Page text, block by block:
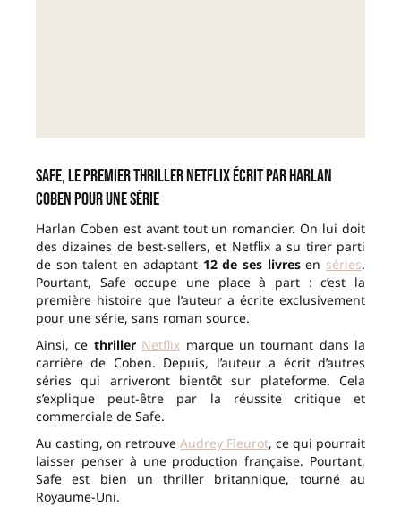
Safe, le premier thriller Netflix écrit par Harlan
Coben pour une série
Harlan Coben est avant tout un romancier. On lui doit
des dizaines de best-sellers, et Netflix a su tirer parti
de son talent en adaptant 12 de ses livresen séries.
Pourtant, Safe occupe une place à part : c’est la
première histoire que l’auteur a écrite exclusivement
pour une série, sans roman source.
Ainsi, ce thriller Netflix marque un tournant dans la
carrière de Coben. Depuis, l’auteur a écrit d’autres
séries qui arriveront bientôt sur plateforme. Cela
s’explique peut-être par la réussite critique et
commerciale de Safe.
Au casting, on retrouve Audrey Fleurot, ce qui pourrait
laisser penser à une production française. Pourtant,
Safe est bien un thriller britannique, tourné au
Royaume-Uni.